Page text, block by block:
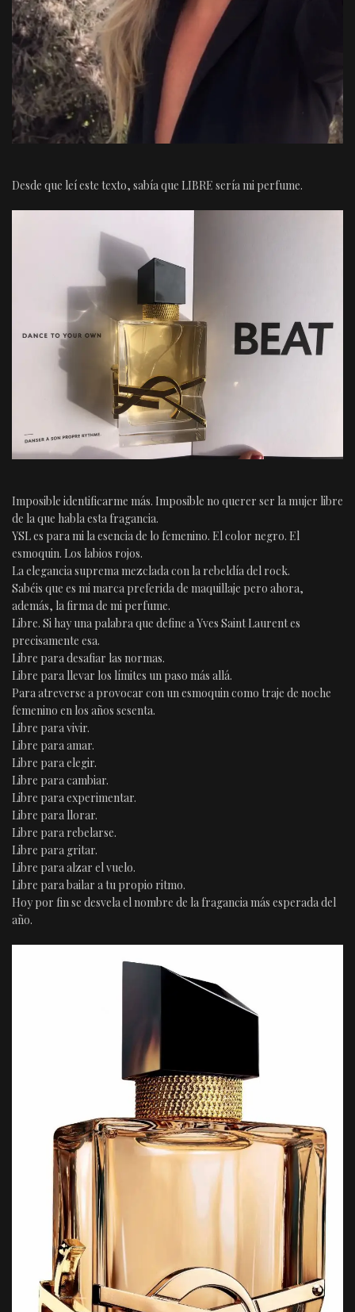
Desde que leí este texto, sabía que LIBRE sería mi perfume.
Imposible identificarme más. Imposible no querer ser la mujer libre
de la que habla esta fragancia.
YSL es para mi la esencia de lo femenino. El color negro. El
esmoquin. Los labios rojos.
La elegancia suprema mezclada con la rebeldía del rock.
Sabéis que es mi marca preferida de maquillaje pero ahora,
además, la firma de mi perfume.
Libre. Si hay una palabra que define a Yves Saint Laurent es
precisamente esa.
Libre para desafiar las normas.
Libre para llevar los límites un paso más allá.
Para atreverse a provocar con un esmoquin como traje de noche
femenino en los años sesenta.
Libre para vivir.
Libre para amar.
Libre para elegir.
Libre para cambiar.
Libre para experimentar.
Libre para llorar.
Libre para rebelarse.
Libre para gritar.
Libre para alzar el vuelo.
Libre para bailar a tu propio ritmo.
Hoy por fin se desvela el nombre de la fragancia más esperada del
año.